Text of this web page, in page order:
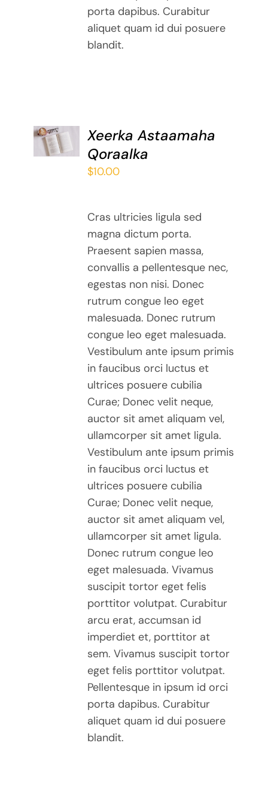
porta dapibus. Curabitur
aliquet quam id dui posuere
blandit.
ADD TO
BASKET
/
Xeerka Astaamaha
Qoraalka
$10.00
Cras ultricies ligula sed
magna dictum porta.
Praesent sapien massa,
convallis a pellentesque nec,
egestas non nisi. Donec
rutrum congue leo eget
malesuada. Donec rutrum
congue leo eget malesuada.
Vestibulum ante ipsum primis
in faucibus orci luctus et
ultrices posuere cubilia
Curae; Donec velit neque,
auctor sit amet aliquam vel,
ullamcorper sit amet ligula.
Vestibulum ante ipsum primis
in faucibus orci luctus et
ultrices posuere cubilia
Curae; Donec velit neque,
auctor sit amet aliquam vel,
ullamcorper sit amet ligula.
Donec rutrum congue leo
eget malesuada. Vivamus
suscipit tortor eget felis
porttitor volutpat. Curabitur
arcu erat, accumsan id
imperdiet et, porttitor at
sem. Vivamus suscipit tortor
eget felis porttitor volutpat.
Pellentesque in ipsum id orci
porta dapibus. Curabitur
aliquet quam id dui posuere
blandit.